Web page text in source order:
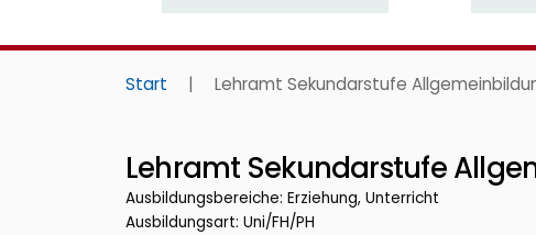
Start | Lehramt Sekundarstufe
Lehramt Sekundarstufe
Ausbildungsbereiche: Erziehung, Unterricht
Ausbildungsart: Uni/FH/PH